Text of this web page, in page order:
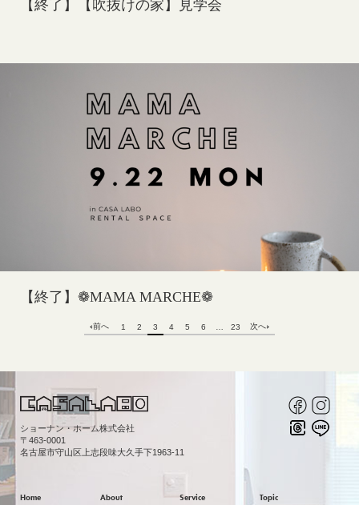
【終了】【吹抜けの家】見学会
【終了】❁MAMA MARCHE❁
前へ 1 2 3 4 5 6 23 次へ
ショーナン・ホーム株式会社
〒463-0001
名古屋市守山区上志段味大久手下1963-11
Home About Service Topic